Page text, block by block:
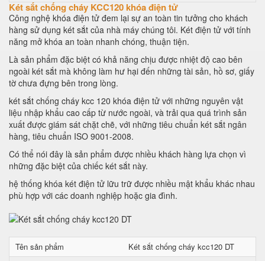
Két sắt chống cháy KCC120 khóa điện tử
Công nghệ khóa điện tử đem lại sự an toàn tin tưởng cho khách
hàng sử dụng két sắt của nhà máy chúng tôi. Két điện tử với tính
năng mở khóa an toàn nhanh chóng, thuận tiện.
Là sản phẩm đặc biệt có khả năng chịu được nhiệt độ cao bên
ngoài két sắt mà không làm hư hại đến những tài sản, hồ sơ, giấy
tờ chưa đựng bên trong lòng.
két sắt chống cháy kcc 120 khóa điện tử với những nguyên vật
liệu nhập khẩu cao cấp từ nước ngoài, và trải qua quá trình sản
xuất được giám sát chặt chẽ, với những tiêu chuẩn két sắt ngân
hàng, tiêu chuẩn ISO 9001-2008.
Có thể nói đây là sản phẩm được nhiều khách hàng lựa chọn vì
những đặc biệt của chiếc két sắt này.
hệ thống khóa két điện tử lữu trữ được nhiều mật khẩu khác nhau
phù hợp với các doanh nghiệp hoặc gia đình.
Tên sản phẩm
Két sắt chống cháy kcc120 DT